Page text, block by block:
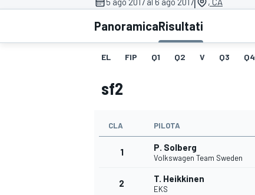
MOTOGP WEC
PanoramicaRisultati
EL FIP Q1 Q2 V Q3 Q4
sf2
CLA PILOTA
1 P. Solberg
Volkswagen Team Sweden
2 T. Heikkinen
EKS